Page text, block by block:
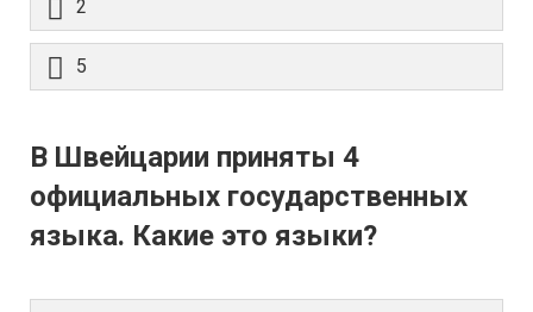
2
5
В Швейцарии приняты 4
официальных государственных
языка. Какие это языки?